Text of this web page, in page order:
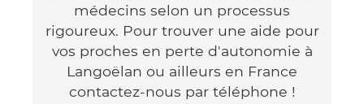
médecins selon un processus
rigoureux. Pour trouver une aide pour
vos proches en perte d'autonomie à
Langoëlan ou ailleurs en France
contactez-nous par téléphone !